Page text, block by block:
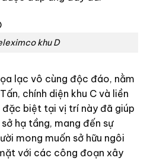
khu D
lạc vô cùng độc đáo, nằm
chính diện khu C và liền
đặc biệt tại vị trí này đã giúp
hạ tầng, mang đến sự
mong muốn sở hữu ngôi
với các công đoạn xây